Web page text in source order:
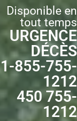
Disponible en
tout temps
URGENCE
DÉCÈS
1-855-755-
1212
450 755-
1212